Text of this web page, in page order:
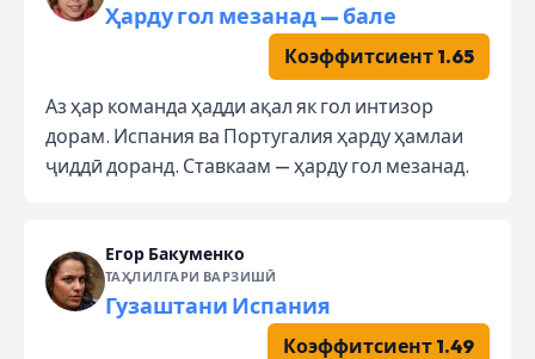
Ҳарду гол мезанад — бале
Коэффитсиент 1.65
Аз ҳар команда ҳадди ақал як гол интизор
дорам. Испания ва Португалия ҳарду ҳамлаи
ҷиддӣ доранд. Ставкаам — ҳарду гол мезанад.
Егор Бакуменко
ТАҲЛИЛГАРИ ВАРЗИШӢ
Гузаштани Испания
Коэффитсиент 1.49